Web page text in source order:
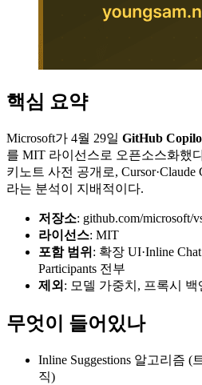
핵심 요약
Microsoft가 4월 29일 GitHub
를 MIT 라이선스로 오픈소스화했
키노트 사전 공개로, Cursor·Claude
라는 분석이 지배적이다.
저장소: github.com/microsoft/
라이선스: MIT
포함 범위 : 확장 UI·Inline
Participants 전부
제외 : 모델 가중치, 프록시 백
무엇이 들어있나
Inline Suggestions 알고리즘 (
직)